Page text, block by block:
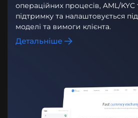
операційних процесів, AML/KYC
підтримку та налаштовується
моделі та вимоги клієнта.
Детальніше